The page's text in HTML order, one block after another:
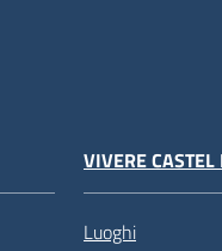
VIVERE CASTEL
Luoghi